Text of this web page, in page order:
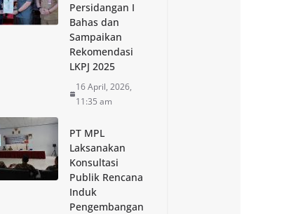
Persidangan I
Bahas dan
Sampaikan
Rekomendasi
LKPJ 2025
16 April, 2026,
11:35 am
PT MPL
Laksanakan
Konsultasi
Publik Rencana
Induk
Pengembangan